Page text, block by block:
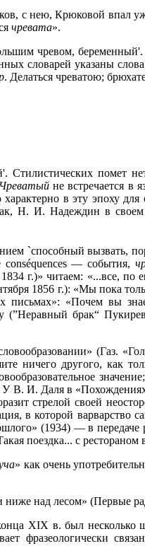
с нею, Крюковой впал
чревата».
чревом,
словарей указаны
. Делаться чреватою;
помет
Чреватыйне встречается в
в эту эпоху
Н. И. Надеждин в
`способный вызвать,
conséquences — события,
г.)» читаем: «...все, по
1856 г.): «Мы пока
письмах»: «Почем вы
(”Неравный брак“
(Газ.
ничего другого, как
В. И. Даля в
стрелой своей
в которой варварство
(1934) — в
поездка... с рестораном
» как очень
ниже над лесом» (Первые
XIX в. был несколько
фразеологически